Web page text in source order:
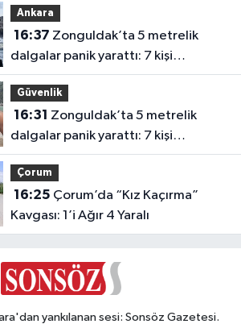
Ankara
16:37
dalgalar panik yarattı: 7 kişi
kurtarıldı
Güvenlik
16:31
dalgalar panik yarattı: 7 kişi
kurtarıldı
Çorum
16:25
Kavgası: 1’i Ağır 4 Yaralı
yankılanan sesi: Sonsöz Gazetesi.